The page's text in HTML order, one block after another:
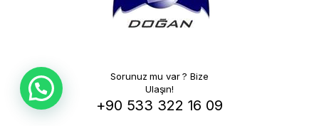
Sorunuz mu var ? Bize
Ulaşın!
+90 533 322 16 09